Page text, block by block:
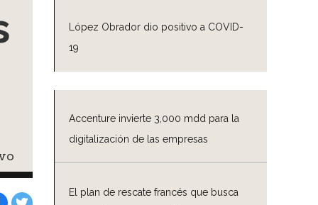
López Obrador dio positivo a COVID-
19
Accenture invierte 3,000 mdd para la
digitalización de las empresas
El plan de rescate francés que busca